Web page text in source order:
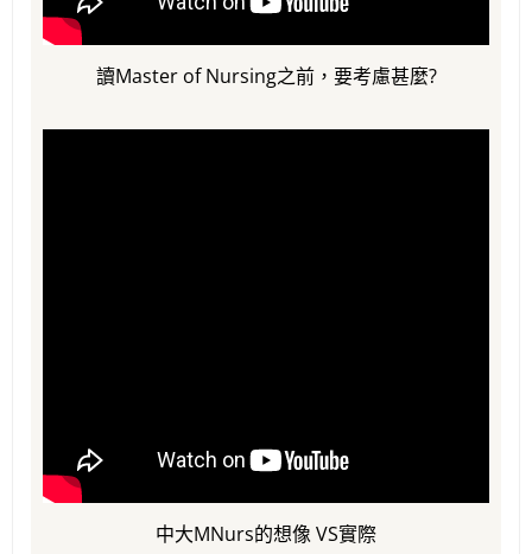
讀Master of Nursing之前，要考慮甚麼?
中大MNurs的想像 VS實際